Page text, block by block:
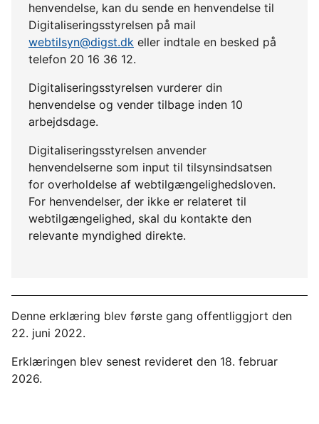
henvendelse, kan du sende en henvendelse til
Digitaliseringsstyrelsen på mail
webtilsyn@digst.dk eller indtale en besked på
telefon 20 16 36 12.
Digitaliseringsstyrelsen vurderer din
henvendelse og vender tilbage inden 10
arbejdsdage.
Digitaliseringsstyrelsen anvender
henvendelserne som input til tilsynsindsatsen
for overholdelse af webtilgængelighedsloven.
For henvendelser, der ikke er relateret til
webtilgængelighed, skal du kontakte den
relevante myndighed direkte.
Denne erklæring blev første gang offentliggjort den
22. juni 2022.
Erklæringen blev senest revideret den 18. februar
2026.